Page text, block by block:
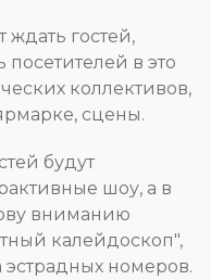
гостей,
посетителей в это
коллективов,
сцены.
будут
шоу, а в
вниманию
калейдоскоп",
номеров.